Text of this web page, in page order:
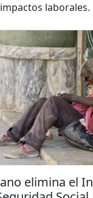
impactos laborales.
elimina el